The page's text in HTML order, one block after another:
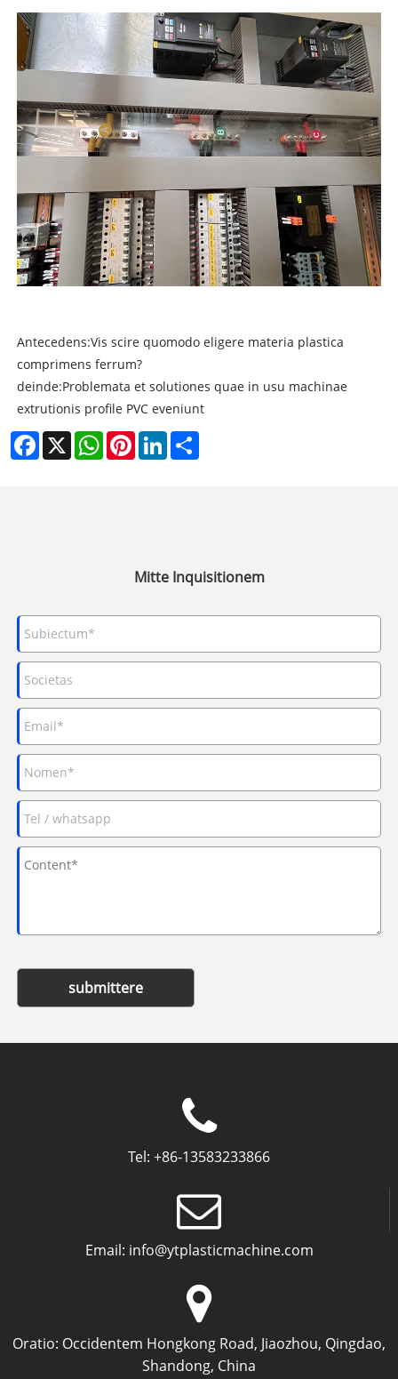
Antecedens:Vis scire quomodo eligere materia plastica
comprimens ferrum?
deinde:Problemata et solutiones quae in usu machinae
extrutionis profile PVC eveniunt
Facebook
X WhatsAppPinterestLinkedIn
Mitte Inquisitionem
submittere
Tel: +86-13583233866
Email: info@ytplasticmachine.com
Oratio: Occidentem Hongkong Road, Jiaozhou, Qingdao,
Shandong, China